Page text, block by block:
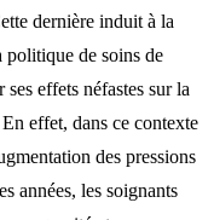
dernière induit à la
politique de soins de
effets néfastes sur la
effet, dans ce contexte
des pressions
années, les soignants